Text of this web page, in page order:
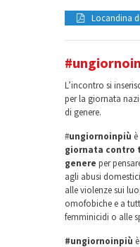
Locandina
L’incontro si
per la giornata
di genere.
#ungiornoinpiù
giornata contro
genere per
agli abusi
alle violenze sui
omofobiche e a
femminicidi o alle
#ungiornoinpiù